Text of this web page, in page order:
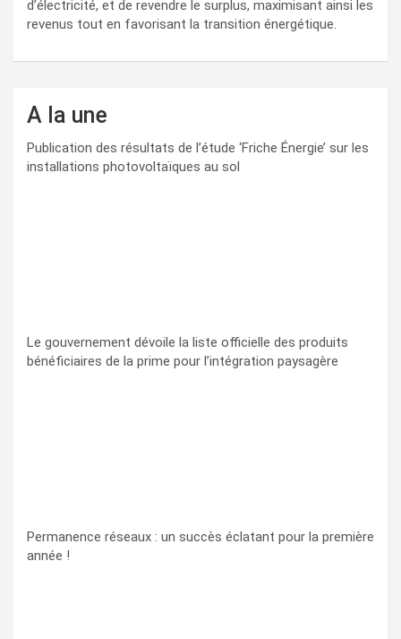
d’électricité, et de revendre le surplus, maximisant ainsi les
revenus tout en favorisant la transition énergétique.
A la une
Publication des résultats de l’étude ‘Friche Énergie’ sur les
installations photovoltaïques au sol
Le gouvernement dévoile la liste officielle des produits
bénéficiaires de la prime pour l’intégration paysagère
Permanence réseaux : un succès éclatant pour la première
année !